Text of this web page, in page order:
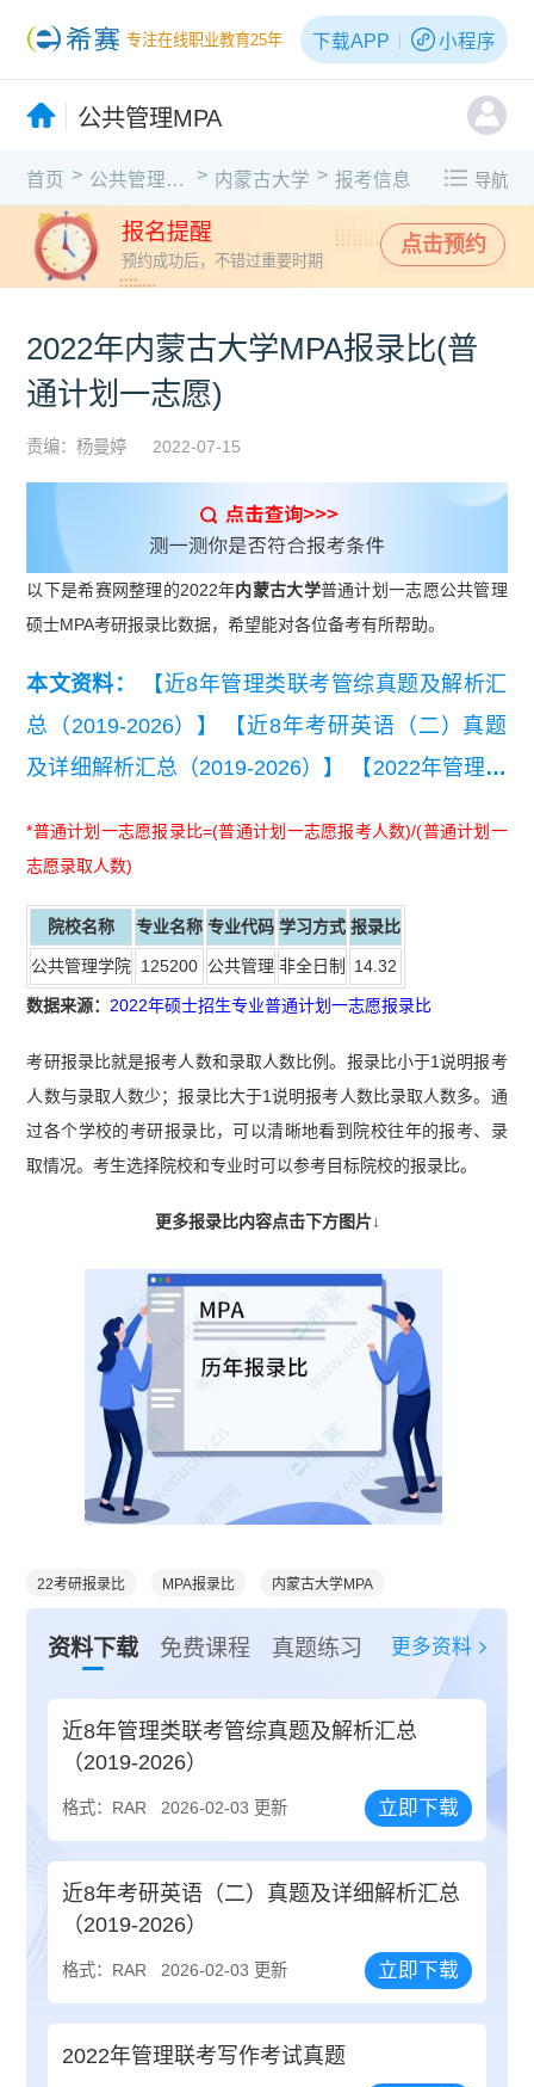
专注在线职业教育25年 下载APP 小程序
公共管理MPA
首页 > 公共管理MPA > 内蒙古大学 > 报考信息 导航
报名提醒
预约成功后，不错过重要时期
点击预约
2022年内蒙古大学MPA报录比(普
通计划一志愿)
责编：杨曼婷 2022-07-15
以下是希赛网整理的2022年内蒙古大学普通计划一志愿公共管理
硕士MPA考研报录比数据，希望能对各位备考有所帮助。
本文资料：
【近8年管理类联考管综真题及解析汇
总（2019-2026）】
【近8年考研英语（二）真题
及详细解析汇总（2019-2026）】
【2022年管理联
*普通计划一志愿报录比=(普通计划一志愿报考人数)/(普通计划一
志愿录取人数)
院校名称 专业名称 专业代码 学习方式 报录比
公共管理学院 125200 公共管理 非全日制 14.32
数据来源： 2022年硕士招生专业普通计划一志愿报录比
考研报录比就是报考人数和录取人数比例。报录比小于1说明报考
人数与录取人数少；报录比大于1说明报考人数比录取人数多。通
过各个学校的考研报录比，可以清晰地看到院校往年的报考、录
取情况。考生选择院校和专业时可以参考目标院校的报录比。
更多报录比内容点击下方图片↓
22考研报录比 MPA报录比 内蒙古大学MPA
资料下载 免费课程 真题练习 更多资料
近8年管理类联考管综真题及解析汇总
（2019-2026）
格式：RAR 2026-02-03 更新 立即下载
近8年考研英语（二）真题及详细解析汇总
（2019-2026）
格式：RAR 2026-02-03 更新 立即下载
2022年管理联考写作考试真题